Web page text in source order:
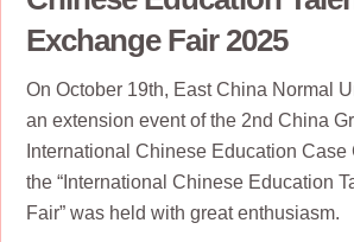
Exchange Fair 2025
On October 19th, East China Normal
an extension event of the 2nd China
International Chinese Education
the “International Chinese Education
Fair” was held with great enthusiasm.